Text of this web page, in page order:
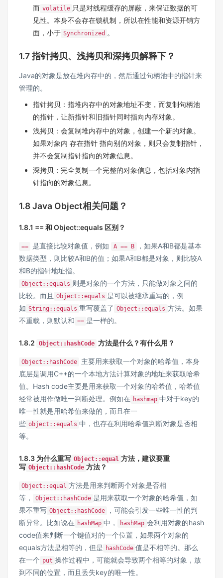
而 volatile 只是对线程缓存的屏蔽，来保证数据的可
见性。本身不会存在锁机制，所以在性能和资源开销方
面，小于 Synchronized 。
1.7 指针拷贝、浅拷贝和深拷贝解释下？
Java的对象是放在堆内存中的，然后通过句柄池中的指针来
管理的。
指针拷贝：指堆内存中的对象地址不变，而复制句柄池
的指针，让新指针和旧指针同时指向内存对象。
浅拷贝：会复制堆内存中的对象，创建一个新的对象。
如果对象内 存在指针 指向别的对象，则只会复制指针，
并不会复制指针指向的对象信息。
深拷贝：完全复制一个完整的对象信息，包括对象内指
针指向的对象信息。
1.8 Java Object相关问题？
1.8.1 == 和 Object::equals 区别？
== 是直接比较对象值，例如 A == B
，如果A和B都是基本
数据类型，则比较A和B的值；如果A和B都是对象，则比较A
和B的指针地址指。
Object::equals 则是对象的一个方法，只能做对象之间的
比较。而且 Object::equals 是可以被继承重写的，例
如 String::equals 重写覆盖了 Object::equals 方法。如果
不重载，则默认和 == 是一样的。
1.8.2 Object::hashCode 方法是什么？有什么用？
Object::hashCode
主要用来获取一个对象的哈希值，本身
底层是调用C++的一个本地方法计算对象的地址来获取哈希
值。Hash code主要是用来获取一个对象的哈希值，哈希值
经常被用作做唯一判断处理。例如在 hashmap 中对于key的
唯一性就是用哈希值来做的，而且在一
些 object::equals 中，也存在利用哈希值判断对象是否相
等。
1.8.3 为什么重写 Object::equal 方法，建议要重
写 Object::hashCode 方法？
Object::equal 方法是用来判断两个对象是否相
等，
Object::hashCode 是用来获取一个对象的哈希值，如
果不重写 Object::hashCode
，可能会引发一些唯一性的判
断异常。比如说在 hashMap 中， hashMap 会利用对象的hash
code值来判断一个键值对的一个位置，如果两个对象的
equals方法是相等的，但是 hashCode 值是不相等的。那么
在一个 put 操作过程中，可能就会导致两个相等的对象，放
到不同的位置，而且丢失key的唯一性。